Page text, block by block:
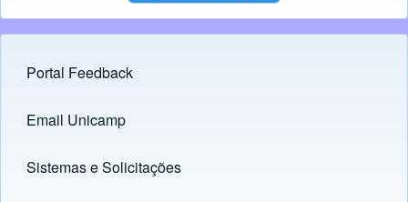
Footer menu
Portal Feedback
Links
Email Unicamp
(opens in new tab)
Sistemas e Solicitações
(opens in new tab)